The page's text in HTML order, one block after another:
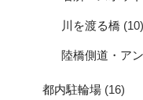
川を渡る橋 (10)
陸橋側道・ア
都内駐輪場 (16)